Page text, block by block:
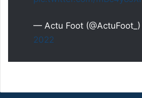
— Actu Foot (@ActuFoot_)
2022